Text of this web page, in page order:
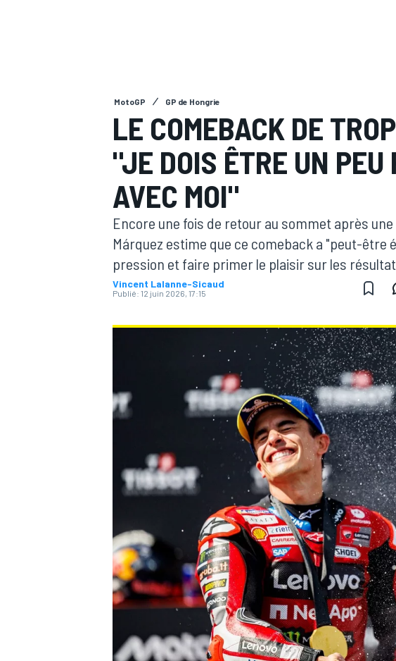
MOTOGP
WEC
MotoGP GP de Hongrie
LE COMEBACK DE
"JE DOIS ÊTRE UN
AVEC MOI"
Encore une fois de retour au sommet après
Márquez estime que ce comeback a "peut-être
pression et faire primer le plaisir sur les
Vincent Lalanne-Sicaud
Publié: 12 juin 2026, 17:15